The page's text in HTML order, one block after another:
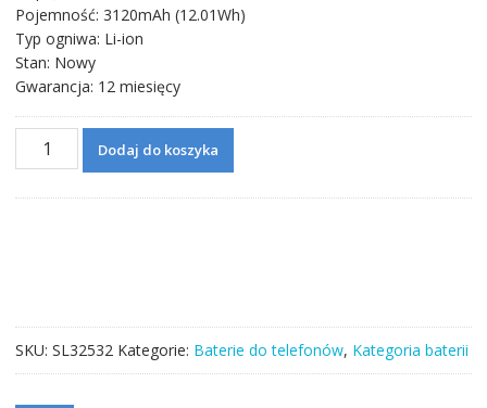
Pojemność: 3120mAh (12.01Wh)
Typ ogniwa: Li-ion
Stan: Nowy
Gwarancja: 12 miesięcy
ilość
Bateria
Dodaj do koszyka
SKU: SL32532 Kategorie: Baterie do telefonów, Kategoria baterii